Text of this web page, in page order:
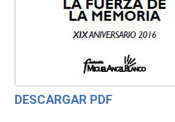
DESCARGAR PDF